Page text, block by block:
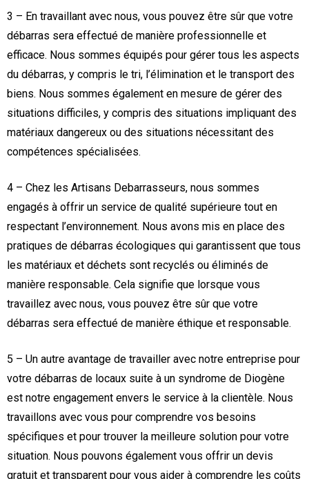
3 – En travaillant avec nous, vous pouvez être sûr que votre
débarras sera effectué de manière professionnelle et
efficace. Nous sommes équipés pour gérer tous les aspects
du débarras, y compris le tri, l’élimination et le transport des
biens. Nous sommes également en mesure de gérer des
situations difficiles, y compris des situations impliquant des
matériaux dangereux ou des situations nécessitant des
compétences spécialisées.
4 – Chez les Artisans Debarrasseurs, nous sommes
engagés à offrir un service de qualité supérieure tout en
respectant l’environnement. Nous avons mis en place des
pratiques de débarras écologiques qui garantissent que tous
les matériaux et déchets sont recyclés ou éliminés de
manière responsable. Cela signifie que lorsque vous
travaillez avec nous, vous pouvez être sûr que votre
débarras sera effectué de manière éthique et responsable.
5 – Un autre avantage de travailler avec notre entreprise pour
votre débarras de locaux suite à un syndrome de Diogène
est notre engagement envers le service à la clientèle. Nous
travaillons avec vous pour comprendre vos besoins
spécifiques et pour trouver la meilleure solution pour votre
situation. Nous pouvons également vous offrir un devis
gratuit et transparent pour vous aider à comprendre les coûts